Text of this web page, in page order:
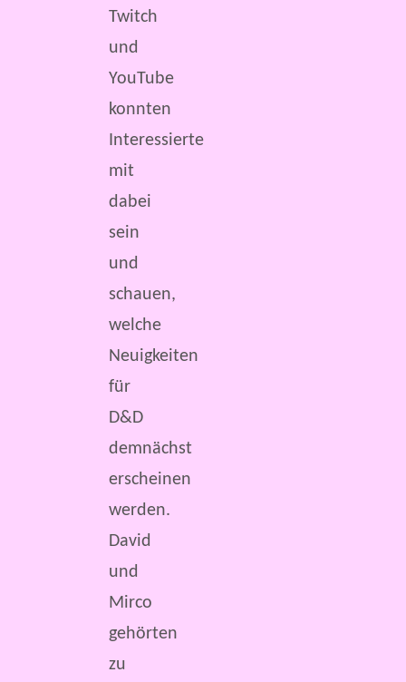
Twitch
und
YouTube
konnten
Interessierte
mit
dabei
sein
und
schauen,
welche
Neuigkeiten
für
D&D
demnächst
erscheinen
werden.
David
und
Mirco
gehörten
zu